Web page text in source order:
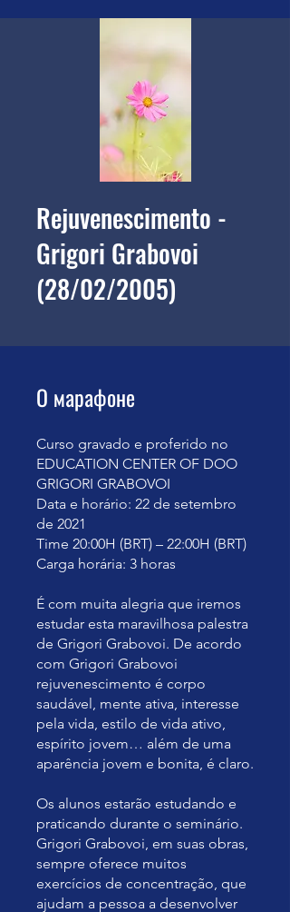
Rejuvenescimento -
Grigori Grabovoi
(28/02/2005)
О марафоне
Curso gravado e proferido no
EDUCATION CENTER OF DOO
GRIGORI GRABOVOI
Data e horário: 22 de setembro
de 2021
Time 20:00H (BRT) – 22:00H (BRT)
Carga horária: 3 horas
É com muita alegria que iremos
estudar esta maravilhosa palestra
de Grigori Grabovoi. De acordo
com Grigori Grabovoi
rejuvenescimento é corpo
saudável, mente ativa, interesse
pela vida, estilo de vida ativo,
espírito jovem… além de uma
aparência jovem e bonita, é claro.
Os alunos estarão estudando e
praticando durante o seminário.
Grigori Grabovoi, em suas obras,
sempre oferece muitos
exercícios de concentração, que
ajudam a pessoa a desenvolver